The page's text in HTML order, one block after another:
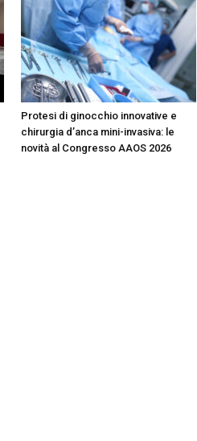
Protesi di ginocchio innovative e
chirurgia d’anca mini-invasiva: le
novità al Congresso AAOS 2026